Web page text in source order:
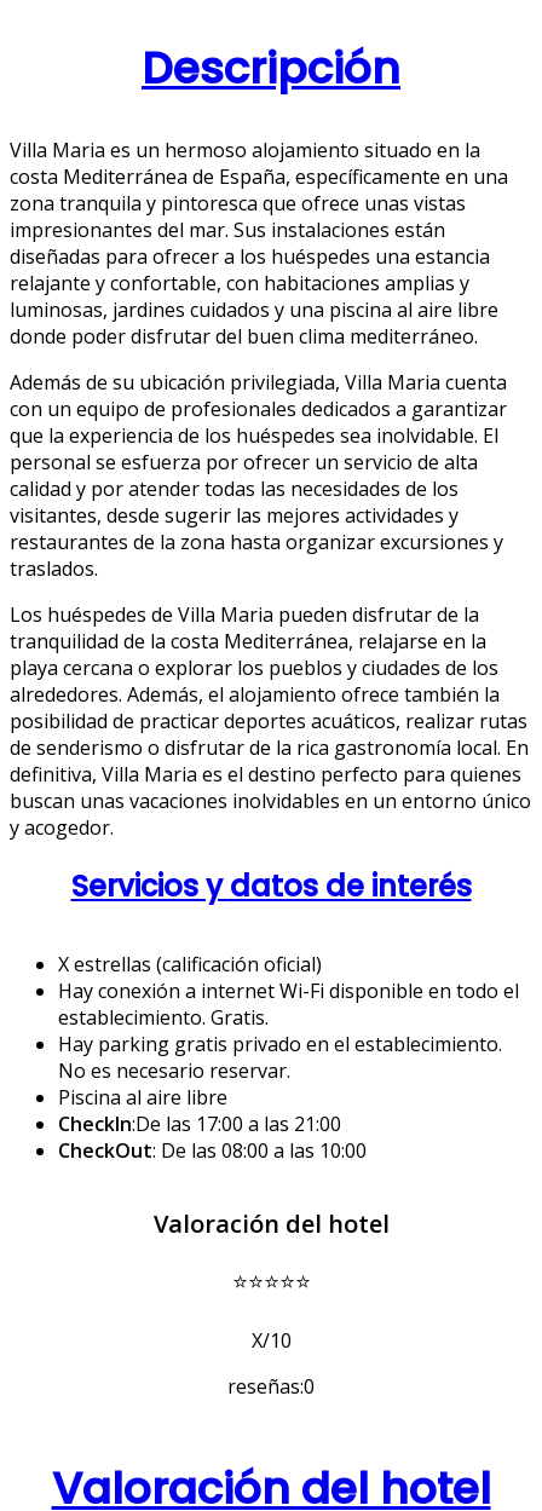
Descripción
Villa Maria es un hermoso alojamiento situado en la
costa Mediterránea de España, específicamente en una
zona tranquila y pintoresca que ofrece unas vistas
impresionantes del mar. Sus instalaciones están
diseñadas para ofrecer a los huéspedes una estancia
relajante y confortable, con habitaciones amplias y
luminosas, jardines cuidados y una piscina al aire libre
donde poder disfrutar del buen clima mediterráneo.
Además de su ubicación privilegiada, Villa Maria cuenta
con un equipo de profesionales dedicados a garantizar
que la experiencia de los huéspedes sea inolvidable. El
personal se esfuerza por ofrecer un servicio de alta
calidad y por atender todas las necesidades de los
visitantes, desde sugerir las mejores actividades y
restaurantes de la zona hasta organizar excursiones y
traslados.
Los huéspedes de Villa Maria pueden disfrutar de la
tranquilidad de la costa Mediterránea, relajarse en la
playa cercana o explorar los pueblos y ciudades de los
alrededores. Además, el alojamiento ofrece también la
posibilidad de practicar deportes acuáticos, realizar rutas
de senderismo o disfrutar de la rica gastronomía local. En
definitiva, Villa Maria es el destino perfecto para quienes
buscan unas vacaciones inolvidables en un entorno único
y acogedor.
Servicios y datos de interés
X estrellas (calificación oficial)
Hay conexión a internet Wi-Fi disponible en todo el
establecimiento. Gratis.
Hay parking gratis privado en el establecimiento.
No es necesario reservar.
Piscina al aire libre
CheckIn:De las 17:00 a las 21:00
CheckOut: De las 08:00 a las 10:00
Valoración del hotel
⭐⭐⭐⭐⭐
X/10
reseñas:0
Valoración del hotel